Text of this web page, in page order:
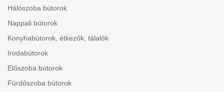
Hálószoba bútorok
Nappali bútorok
Konyhabútorok, étkezők, tálalók
Irodabútorok
Előszoba bútorok
Fürdőszoba bútorok